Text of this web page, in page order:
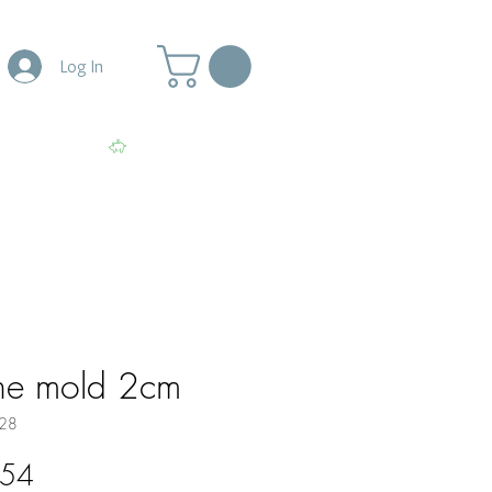
Log In
mold 2cm